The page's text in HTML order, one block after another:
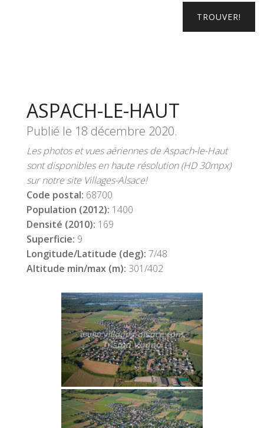
ASPACH-LE-HAUT
Publié le 18 décembre 2020.
Les photos et vues aériennes de Aspach-le-Haut
sont disponibles en haute résolution (HD 30mpx)
sur notre site Villages-Alsace!
Code postal: 68700
Population (2012): 1400
Densité (2010): 169
Superficie: 9
Longitude/Latitude (deg): 7/48
Altitude min/max (m): 301/402